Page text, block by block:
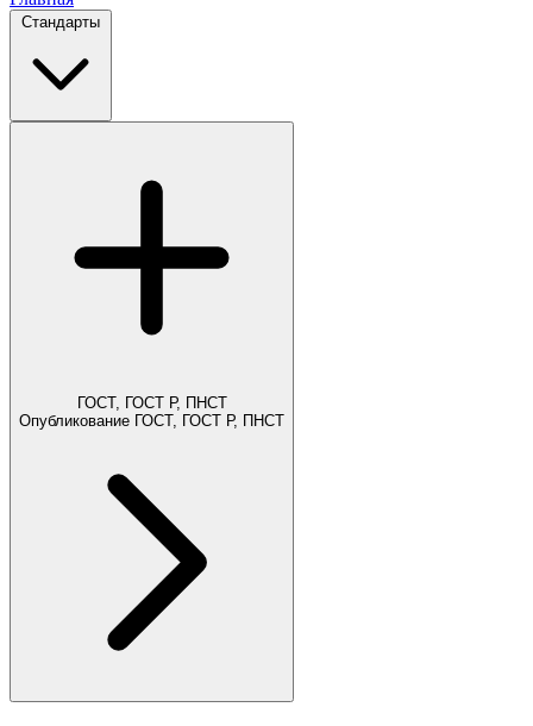
Стандарты
ГОСТ, ГОСТ Р, ПНСТ
Опубликование ГОСТ, ГОСТ Р, ПНСТ